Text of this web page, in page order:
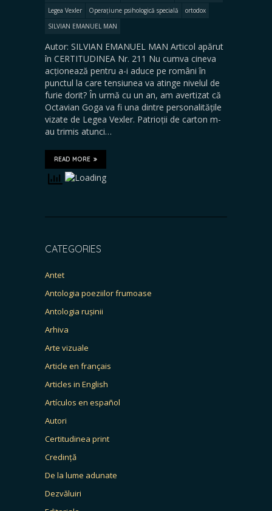
Legea Vexler
Operațiune psihologică specială
ortodox
SILVIAN EMANUEL MAN
Autor: SILVIAN EMANUEL MAN Articol apărut
în CERTITUDINEA Nr. 211 Nu cumva cineva
acționează pentru a-i aduce pe români în
punctul la care tensiunea va atinge nivelul de
furie dorit? În urmă cu un an, am avertizat că
Octavian Goga va fi una dintre personalitățile
vizate de Legea Vexler. Patrioții de carton m-
au trimis atunci…
READ MORE
CATEGORIES
Antet
Antologia poeziilor frumoase
Antologia rușinii
Arhiva
Arte vizuale
Article en français
Articles in English
Artículos en español
Autori
Certitudinea print
Credință
De la lume adunate
Dezvăluiri